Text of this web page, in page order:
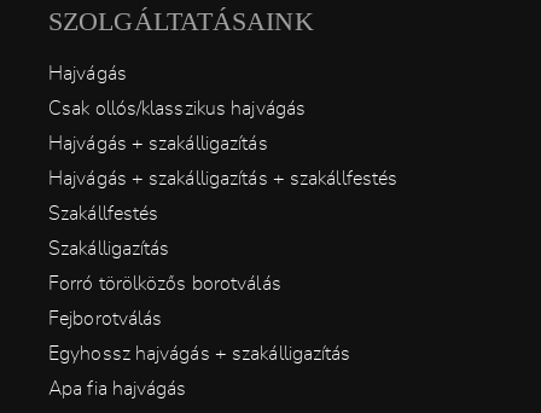
SZOLGÁLTATÁSAINK
Hajvágás
Csak ollós/klasszikus hajvágás
Hajvágás + szakálligazítás
Hajvágás + szakálligazítás + szakállfestés
Szakállfestés
Szakálligazítás
Forró törölközős borotválás
Fejborotválás
Egyhossz hajvágás + szakálligazítás
Apa fia hajvágás